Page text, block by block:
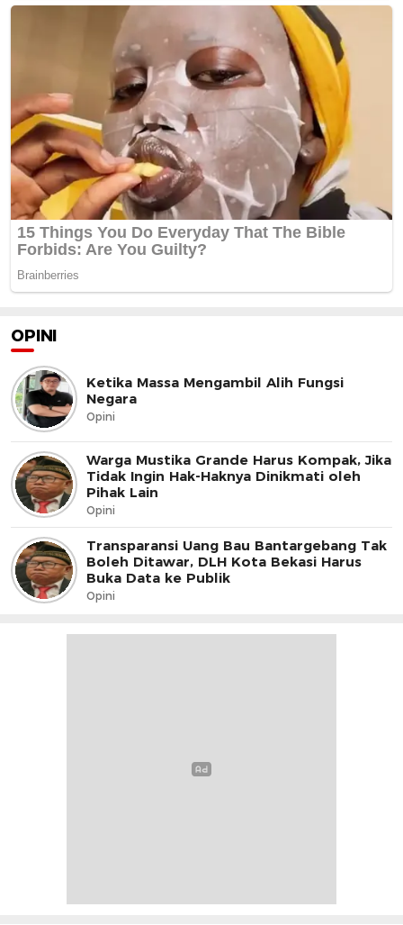
OPINI
Ketika Massa Mengambil Alih Fungsi
Negara
Opini
Warga Mustika Grande Harus Kompak, Jika
Tidak Ingin Hak-Haknya Dinikmati oleh
Pihak Lain
Opini
Transparansi Uang Bau Bantargebang Tak
Boleh Ditawar, DLH Kota Bekasi Harus
Buka Data ke Publik
Opini